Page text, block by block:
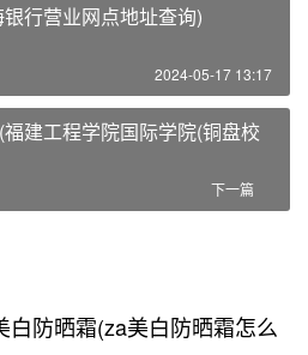
行营业网点地址查询)
2024-05-17 13:17
建工程学院国际学院(铜盘校
下一篇
白防晒霜(za美白防晒霜怎么